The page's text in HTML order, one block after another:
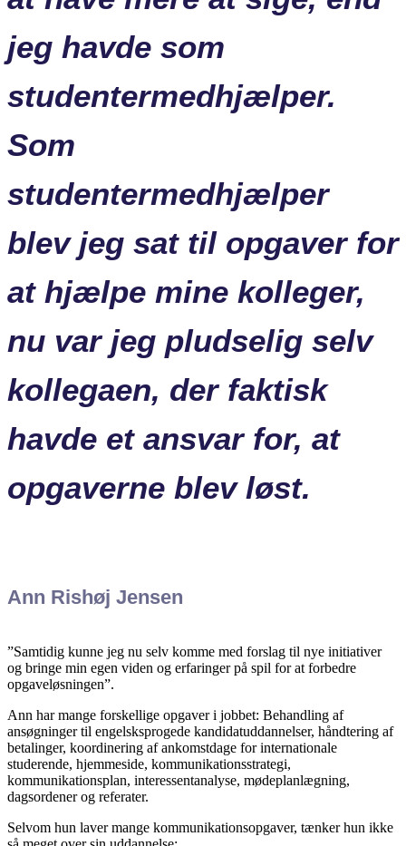
jeg havde som
studentermedhjælper.
Som
studentermedhjælper
blev jeg sat til opgaver for
at hjælpe mine kolleger,
nu var jeg pludselig selv
kollegaen, der faktisk
havde et ansvar for, at
opgaverne blev løst.
Ann Rishøj Jensen
”Samtidig kunne jeg nu selv komme med forslag til nye initiativer
og bringe min egen viden og erfaringer på spil for at forbedre
opgaveløsningen”.
Ann har mange forskellige opgaver i jobbet: Behandling af
ansøgninger til engelsksprogede kandidatuddannelser, håndtering af
betalinger, koordinering af ankomstdage for internationale
studerende, hjemmeside, kommunikationsstrategi,
kommunikationsplan, interessentanalyse, mødeplanlægning,
dagsordener og referater.
Selvom hun laver mange kommunikationsopgaver, tænker hun ikke